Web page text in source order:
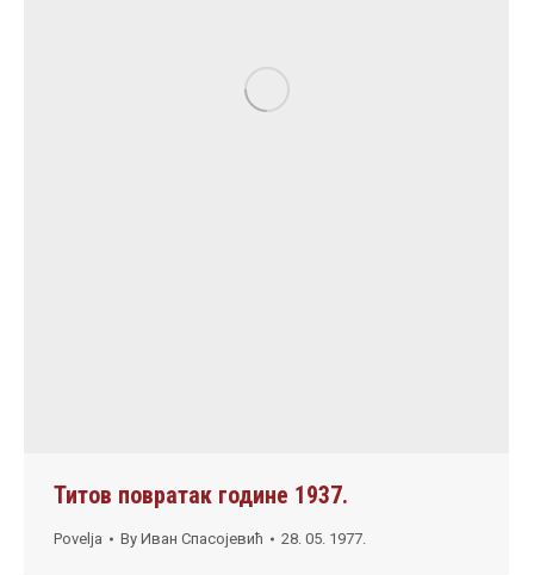
Титов повратак године 1937.
Povelja By Иван Спасојевић 28. 05. 1977.